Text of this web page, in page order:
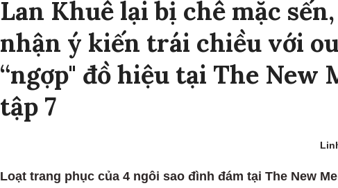
Lan Khuê lại bị chê mặc
nhận ý kiến trái chiều với
“ngợp" đồ hiệu tại The New
tập 7
Loạt trang phục của 4 ngôi sao đình đám tại The New